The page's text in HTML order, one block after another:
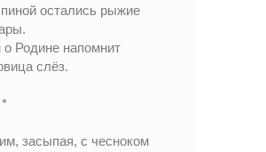
остались рыжие
о Родине напомнит
слёз.
засыпая, с чесноком